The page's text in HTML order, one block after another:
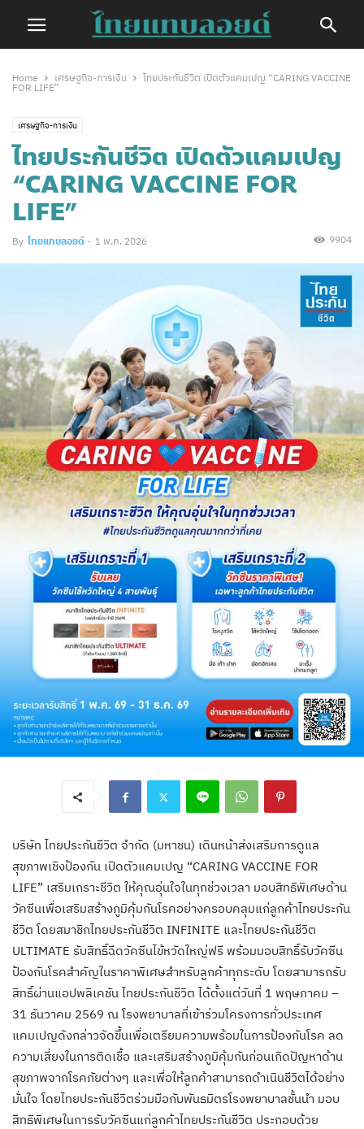
Home เศรษฐกิจ-การเงิน
ไทยประกันชีวิต เปิดตัวแคมเปญ “CARING VACCINE
FOR LIFE”
เศรษฐกิจ-การเงิน
ไทยประกันชีวิต เปิดตัวแคมเปญ
“CARING VACCINE FOR
LIFE”
By ไทยแทบลอยด์ - 1 พ.ค. 2026 9904
บริษัท ไทยประกันชีวิต จำกัด (มหาชน) เดินหน้าส่งเสริมการดูแล
สุขภาพเชิงป้องกัน เปิดตัวแคมเปญ “CARING VACCINE FOR
LIFE” เสริมเกราะชีวิต ให้คุณอุ่นใจในทุกช่วงเวลา มอบสิทธิพิเศษด้าน
วัคซีนเพื่อเสริมสร้างภูมิคุ้มกันโรคอย่างครอบคลุมแก่ลูกค้าไทยประกัน
ชีวิต โดยสมาชิกไทยประกันชีวิต INFINITE และไทยประกันชีวิต
ULTIMATE รับสิทธิ์ฉีดวัคซีนไข้หวัดใหญ่ฟรี พร้อมมอบสิทธิ์รับวัคซีน
ป้องกันโรคสำคัญในราคาพิเศษสำหรับลูกค้าทุกระดับ โดยสามารถรับ
สิทธิ์ผ่านแอปพลิเคชัน ไทยประกันชีวิต ได้ตั้งแต่วันที่ 1 พฤษภาคม –
31 ธันวาคม 2569 ณ โรงพยาบาลที่เข้าร่วมโครงการทั่วประเทศ
แคมเปญดังกล่าวจัดขึ้นเพื่อเตรียมความพร้อมในการป้องกันโรค ลด
ความเสี่ยงในการติดเชื้อ และเสริมสร้างภูมิคุ้มกันก่อนเกิดปัญหาด้าน
สุขภาพจากโรคภัยต่างๆ และเพื่อให้ลูกค้าสามารถดำเนินชีวิตได้อย่าง
มั่นใจ โดยไทยประกันชีวิตร่วมมือกับพันธมิตรโรงพยาบาลชั้นนำ มอบ
สิทธิพิเศษในการรับวัคซีนแก่ลูกค้าไทยประกันชีวิต ประกอบด้วย